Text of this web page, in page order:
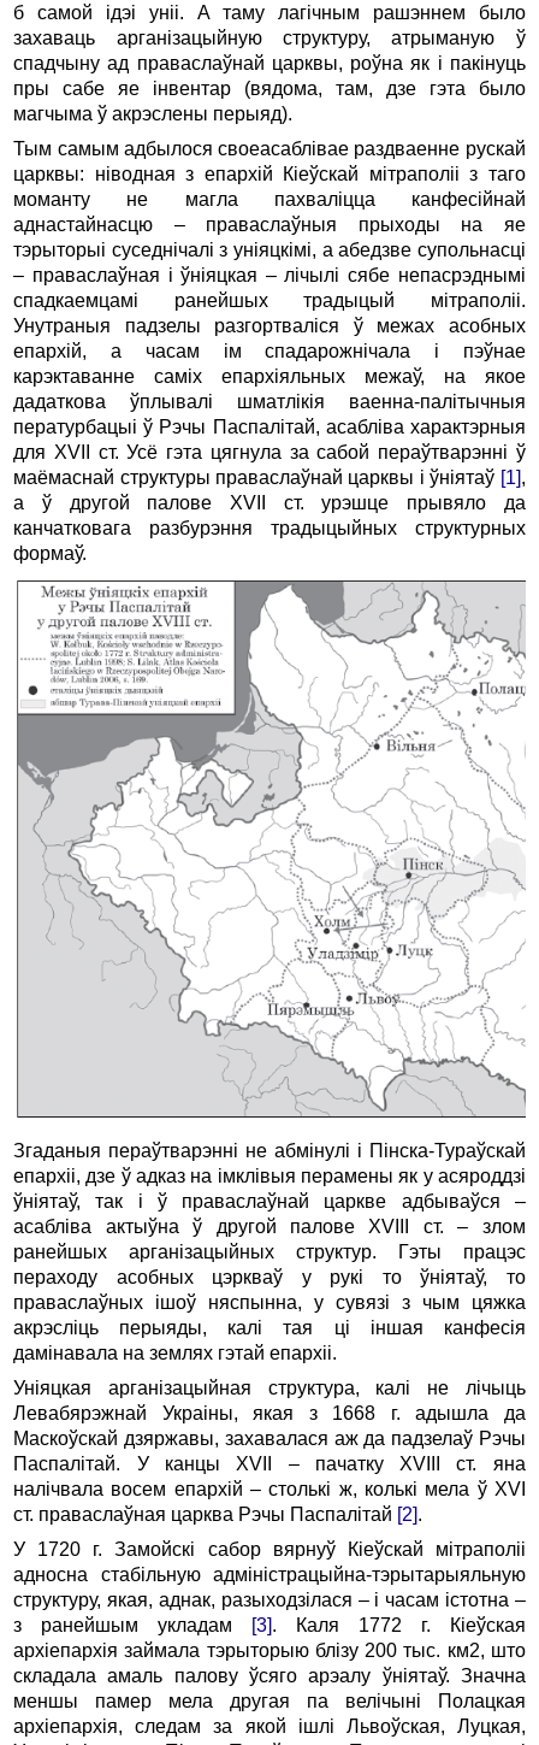
б самой ідэі уніі. А таму лагічным рашэннем было
захаваць арганізацыйную структуру, атрыманую ў
спадчыну ад праваслаўнай царквы, роўна як і пакінуць
пры сабе яе інвентар (вядома, там, дзе гэта было
магчыма ў акрэслены перыяд).
Тым самым адбылося своеасаблівае раздваенне рускай
царквы: ніводная з епархій Кіеўскай мітраполіі з таго
моманту не магла пахваліцца канфесійнай
аднастайнасцю – праваслаўныя прыходы на яе
тэрыторыі суседнічалі з уніяцкімі, а абедзве супольнасці
– праваслаўная і ўніяцкая – лічылі сябе непасрэднымі
спадкаемцамі ранейшых традыцый мітраполіі.
Унутраныя падзелы разгортваліся ў межах асобных
епархій, а часам ім спадарожнічала і пэўнае
карэктаванне саміх епархіяльных межаў, на якое
дадаткова ўплывалі шматлікія ваенна-палітычныя
пературбацыі ў Рэчы Паспалітай, асабліва характэрныя
для XVII ст. Усё гэта цягнула за сабой пераўтварэнні ў
маёмаснай структуры праваслаўнай царквы і ўніятаў [1],
а ў другой палове XVII ст. урэшце прывяло да
канчатковага разбурэння традыцыйных структурных
формаў.
Згаданыя пераўтварэнні не абмінулі і Пінска-Тураўскай
епархіі, дзе ў адказ на імклівыя перамены як у асяроддзі
ўніятаў, так і ў праваслаўнай царкве адбываўся –
асабліва актыўна ў другой палове XVIII ст. – злом
ранейшых арганізацыйных структур. Гэты працэс
пераходу асобных цэркваў у рукі то ўніятаў, то
праваслаўных ішоў няспынна, у сувязі з чым цяжка
акрэсліць перыяды, калі тая ці іншая канфесія
дамінавала на землях гэтай епархіі.
Уніяцкая арганізацыйная структура, калі не лічыць
Левабярэжнай Украіны, якая з 1668 г. адышла да
Маскоўскай дзяржавы, захавалася аж да падзелаў Рэчы
Паспалітай. У канцы XVII – пачатку XVIII ст. яна
налічвала восем епархій – столькі ж, колькі мела ў XVI
ст. праваслаўная царква Рэчы Паспалітай [2].
У 1720 г. Замойскі сабор вярнуў Кіеўскай мітраполіі
адносна стабільную адміністрацыйна-тэрытарыяльную
структуру, якая, аднак, разыходзілася – і часам істотна –
з ранейшым укладам
[3]. Каля 1772 г. Кіеўская
архіепархія займала тэрыторыю блізу 200 тыс. км2, што
складала амаль палову ўсяго арэалу ўніятаў. Значна
меншы памер мела другая па велічыні Полацкая
архіепархія, следам за якой ішлі Львоўская, Луцкая,